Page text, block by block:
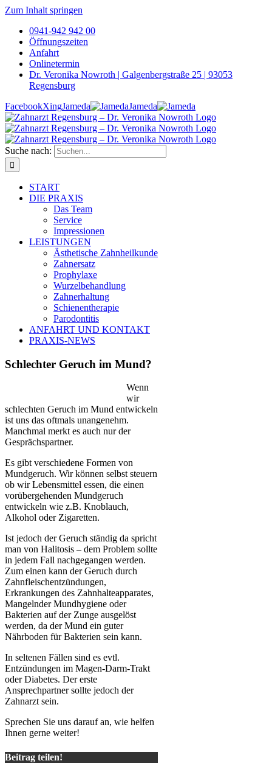
Zum Inhalt springen
0941-942 942 00
Öffnungszeiten
Anfahrt
Onlinetermin
Dr. Veronika Nowroth | Galgenbergstraße 25 | 93053
Regensburg
FacebookXingJameda Jameda
Suche nach:
START
DIE PRAXIS
Das Team
Service
Impressionen
LEISTUNGEN
Ästhetische Zahnheilkunde
Zahnersatz
Prophylaxe
Wurzelbehandlung
Zahnerhaltung
Schienentherapie
Parodontitis
ANFAHRT UND KONTAKT
PRAXIS-NEWS
Schlechter Geruch im Mund?
Wenn
wir
schlechten Geruch im Mund entwickeln
ist uns das oftmals unangenehm.
Manchmal merkt es auch nur der
Gesprächspartner.
Es gibt verschiedene Formen von
Mundgeruch. Wir können selbst steuern
ob wir Lebensmittel essen, die einen
vorübergehenden Mundgeruch
entwickeln wie z.B. Knoblauch,
Alkohol oder Zigaretten.
Ist jedoch der Geruch ständig da spricht
man von Halitosis – dem Problem sollte
in jedem Fall nachgegangen werden.
Zum einen kann der Geruch durch
Zahnfleischentzündungen,
Erkrankungen des Zahnhalteapparates,
Mangelnder Mundhygiene oder
Bakterien auf der Zunge ausgelöst
werden, da der Mund ein guter
Nährboden für Bakterien sein kann.
In seltenen Fällen sind es evtl.
Entzündungen im Magen-Darm-Trakt
oder Diabetes. Der erste
Ansprechpartner sollte jedoch der
Zahnarzt sein.
Sprechen Sie uns darauf an, wie helfen
Ihnen gerne weiter!
Beitrag teilen!